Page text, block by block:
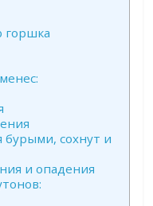
горшка
бурыми, сохнут и
и опадения